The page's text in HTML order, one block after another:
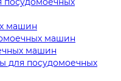
машин
машин
машин
для посудомоечных